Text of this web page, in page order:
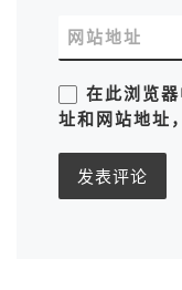
网站地址
在此浏览
址和网站地址